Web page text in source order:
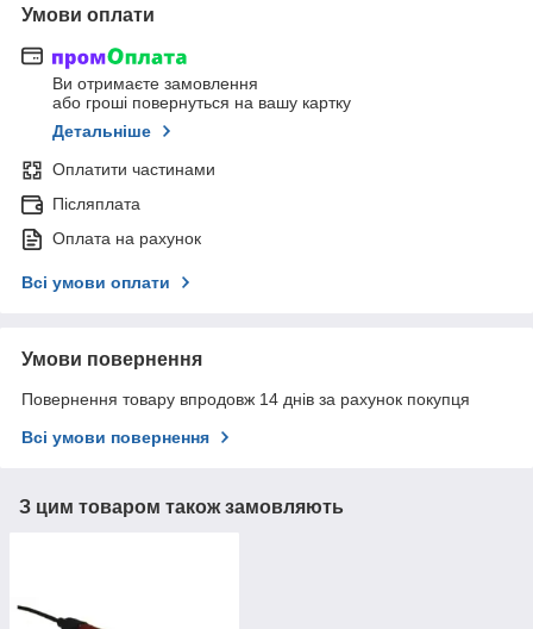
Умови оплати
Ви отримаєте замовлення
або гроші повернуться на вашу картку
Детальніше
Оплатити частинами
Післяплата
Оплата на рахунок
Всі умови оплати
Умови повернення
Повернення товару впродовж 14 днів за рахунок покупця
Всі умови повернення
З цим товаром також замовляють